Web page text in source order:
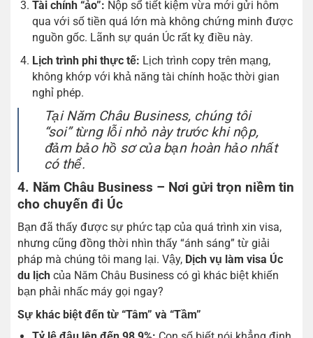
Tài chính “ảo”: Nộp sổ tiết kiệm vừa mới gửi hôm
qua với số tiền quá lớn mà không chứng minh được
nguồn gốc. Lãnh sự quán Úc rất kỵ điều này.
Lịch trình phi thực tế: Lịch trình copy trên mạng,
không khớp với khả năng tài chính hoặc thời gian
nghỉ phép.
Tại Năm Châu Business, chúng tôi
“soi” từng lỗi nhỏ này trước khi nộp,
đảm bảo hồ sơ của bạn hoàn hảo nhất
có thể.
4. Năm Châu Business – Nơi gửi trọn niềm tin
cho chuyến đi Úc
Bạn đã thấy được sự phức tạp của quá trình xin visa,
nhưng cũng đồng thời nhìn thấy “ánh sáng” từ giải
pháp mà chúng tôi mang lại. Vậy, Dịch vụ làm visa Úc
du lịch của Năm Châu Business có gì khác biệt khiến
bạn phải nhấc máy gọi ngay?
Sự khác biệt đến từ “Tâm” và “Tầm”